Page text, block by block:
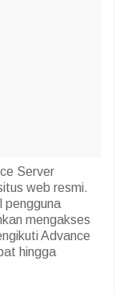
Server
web resmi.
pengguna
mengakses
Advance
hingga